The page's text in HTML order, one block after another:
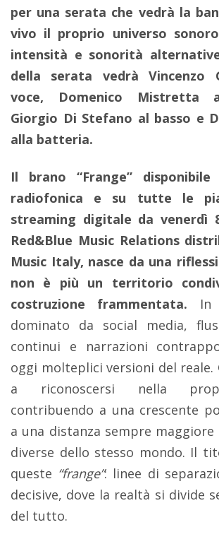
per una serata che vedrà la
vivo il proprio universo
intensità e sonorità
della serata vedrà Vincenzo
voce, Domenico Mistretta
Giorgio Di Stefano al basso e
alla batteria.
Il brano “Frange”
radiofonica e su tutte le
streaming digitale da venerdì
Red&Blue Music Relations
Music Italy, nasce da una
non è più un territorio
costruzione frammentata. In
dominato da social media,
continui e narrazioni
oggi molteplici versioni del reale.
a riconoscersi nella
contribuendo a una crescente
a una distanza sempre
diverse dello stesso mondo. Il
queste “frange”: linee di
decisive, dove la realtà si divide
del tutto.